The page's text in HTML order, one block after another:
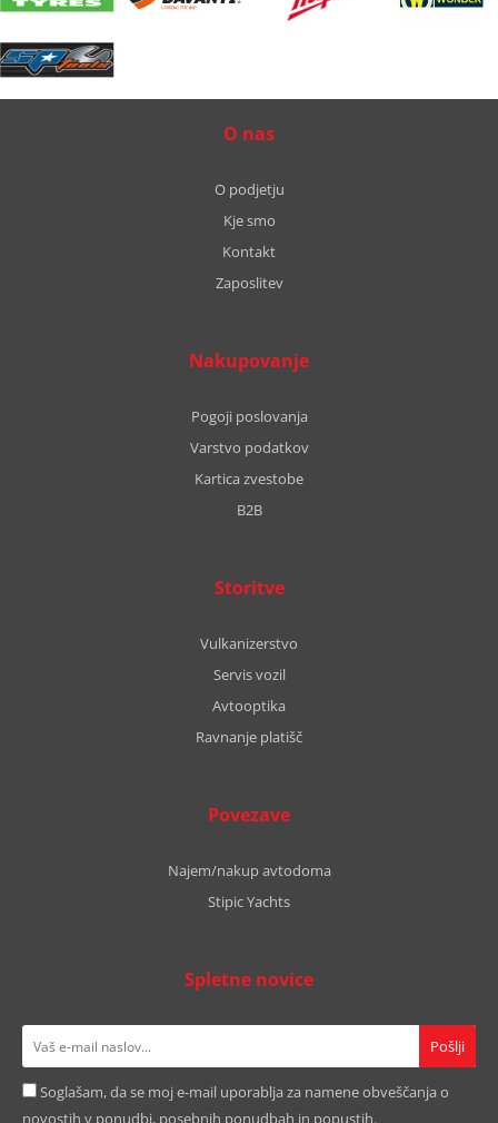
O nas
O podjetju
Kje smo
Kontakt
Zaposlitev
Nakupovanje
Pogoji poslovanja
Varstvo podatkov
Kartica zvestobe
B2B
Storitve
Vulkanizerstvo
Servis vozil
Avtooptika
Ravnanje platišč
Povezave
Najem/nakup avtodoma
Stipic Yachts
Spletne novice
Soglašam, da se moj e-mail uporablja za namene obveščanja o
novostih v ponudbi, posebnih ponudbah in popustih.